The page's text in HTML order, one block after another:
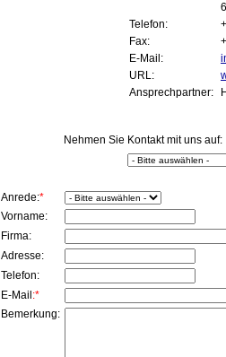
Telefon:
Fax:
E-Mail:
URL:
Ansprechpartner:
Nehmen Sie Kontakt mit uns auf:
Anrede:*
Vorname:
Firma:
Adresse:
Telefon:
E-Mail :*
Bemerkung: